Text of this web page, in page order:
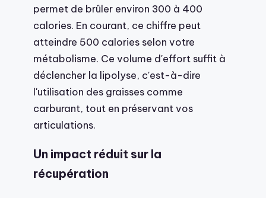
permet de brûler environ 300 à 400
calories. En courant, ce chiffre peut
atteindre 500 calories selon votre
métabolisme. Ce volume d'effort suffit à
déclencher la lipolyse, c'est-à-dire
l'utilisation des graisses comme
carburant, tout en préservant vos
articulations.
Un impact réduit sur la
récupération